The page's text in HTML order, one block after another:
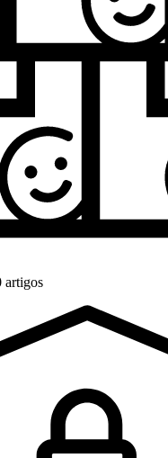
artigos